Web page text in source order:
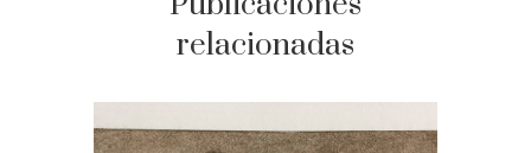
relacionadas